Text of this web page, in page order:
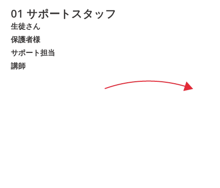
01 サポートスタッフ
生徒さん
保護者様
サポート担当
講師